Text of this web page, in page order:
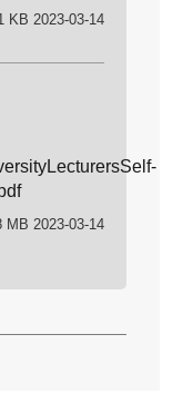
KB 2023-03-14
MB 2023-03-14